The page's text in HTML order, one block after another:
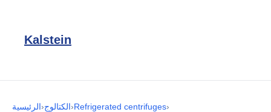
Kalstein
الرئيسية›الكتالوج›Refrigerated centrifuges›